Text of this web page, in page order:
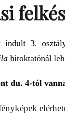
indult 3.
hitoktatónál
du. 4-tól